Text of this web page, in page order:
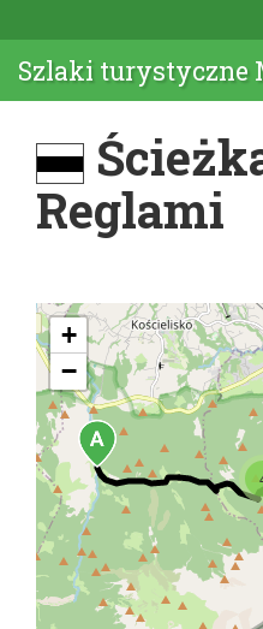
Szlaki turystyczne
Reglami
+
−